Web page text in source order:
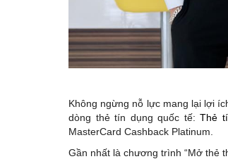
Không ngừng nỗ lực mang lại lợi
dòng thẻ tín dụng quốc tế:Thẻ
MasterCard Cashback Platinum.
Gần nhất là chương trình “Mở thẻ